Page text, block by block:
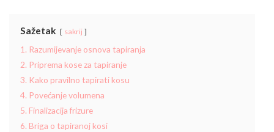
Sažetak sakrij
1. Razumijevanje osnova tapiranja
2. Priprema kose za tapiranje
3. Kako pravilno tapirati kosu
4. Povećanje volumena
5. Finalizacija frizure
6. Briga o tapiranoj kosi